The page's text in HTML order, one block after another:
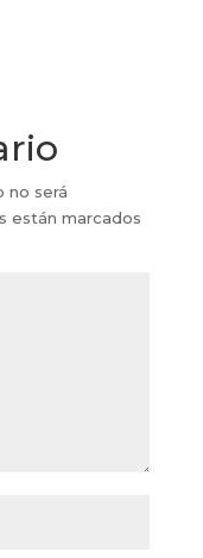
no será
están marcados